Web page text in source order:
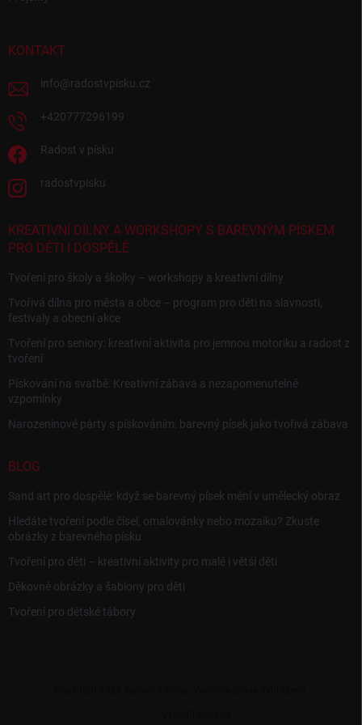
KONTAKT
info@radostvpisku.cz
+420777296199
Radost v písku
radostvpisku
KREATIVNÍ DÍLNY A WORKSHOPY S BAREVNÝM PÍSKEM
PRO DĚTI I DOSPĚLÉ
Tvoření pro školy a školky – workshopy a kreativní dílny
Tvořivá dílna pro města a obce – program pro děti na slavnosti,
festivaly a obecní akce
Tvoření pro seniory: kreativní aktivita pro jemnou motoriku a radost z
tvoření
Pískování na svatbě: Kreativní zábava a nezapomenutelné
vzpomínky
Narozeninové párty s pískováním: barevný písek jako tvořivá zábava
BLOG
Sand art pro dospělé: když se barevný písek mění v umělecký obraz
Hledáte tvoření podle čísel, omalovánky nebo mozaiku? Zkuste
obrázky z barevného písku
Tvoření pro děti – kreativní aktivity pro malé i větší děti
Děkovné obrázky a šablony pro děti
Tvoření pro dětské tábory